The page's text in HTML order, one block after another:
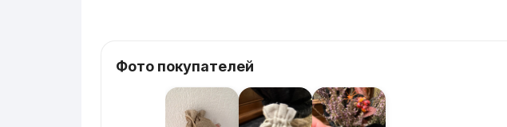
Фото покупателей